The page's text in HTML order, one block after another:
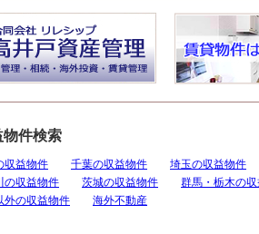
物件検索
収益物件 千葉の収益物件
埼玉の収益物件
の収益物件
茨城の収益物件
群馬・栃木の
外の収益物件
海外不動産